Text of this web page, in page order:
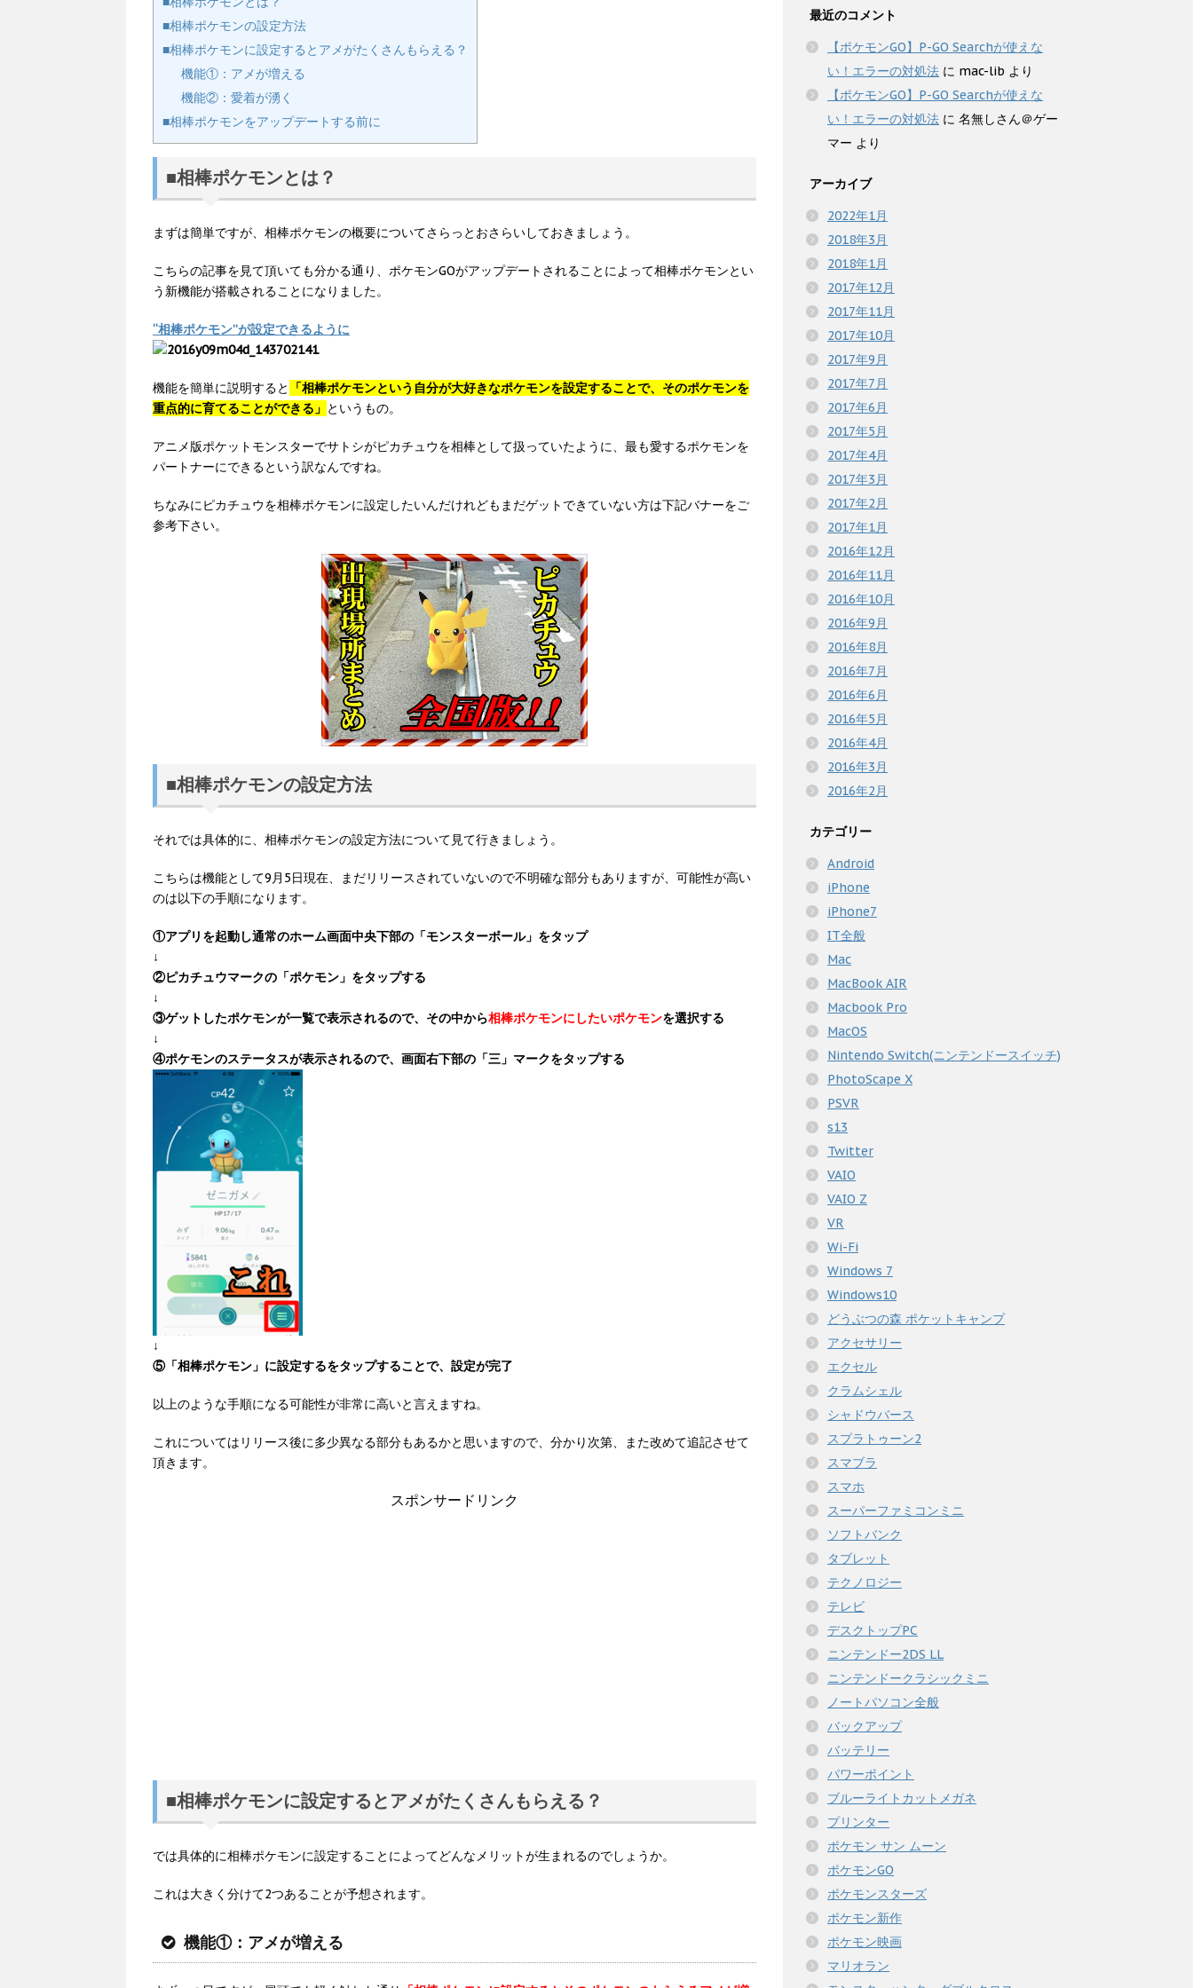
■相棒ポケモンの設定方法
■相棒ポケモンに設定するとアメがたくさんもらえる？
機能①：アメが増える
機能②：愛着が湧く
■相棒ポケモンをアップデートする前に
■相棒ポケモンとは？
まずは簡単ですが、相棒ポケモンの概要についてさらっとおさらいしておきましょう。
こちらの記事を見て頂いても分かる通り、ポケモンGOがアップデートされることによって相棒ポケモンとい
う新機能が搭載されることになりました。
“相棒ポケモン”が設定できるように
機能を簡単に説明すると
「相棒ポケモンという自分が大好きなポケモンを設定することで、そのポケモンを
重点的に育てることができる」 というもの。
アニメ版ポケットモンスターでサトシがピカチュウを相棒として扱っていたように、最も愛するポケモンを
パートナーにできるという訳なんですね。
ちなみにピカチュウを相棒ポケモンに設定したいんだけれどもまだゲットできていない方は下記バナーをご
参考下さい。
■相棒ポケモンの設定方法
それでは具体的に、相棒ポケモンの設定方法について見て行きましょう。
こちらは機能として9月5日現在、まだリリースされていないので不明確な部分もありますが、可能性が高い
のは以下の手順になります。
①アプリを起動し通常のホーム画面中央下部の「モンスターボール」をタップ
↓
②ピカチュウマークの「ポケモン」をタップする
↓
③ゲットしたポケモンが一覧で表示されるので、その中から相棒ポケモンにしたいポケモンを選択する
↓
④ポケモンのステータスが表示されるので、画面右下部の「三」マークをタップする
↓
⑤「相棒ポケモン」に設定するをタップすることで、設定が完了
以上のような手順になる可能性が非常に高いと言えますね。
これについてはリリース後に多少異なる部分もあるかと思いますので、分かり次第、また改めて追記させて
頂きます。
スポンサードリンク
■相棒ポケモンに設定するとアメがたくさんもらえる？
では具体的に相棒ポケモンに設定することによってどんなメリットが生まれるのでしょうか。
これは大きく分けて2つあることが予想されます。
機能①：アメが増える
最近のコメント
【ポケモンGO】P-GO Searchが使えな
い！エラーの対処法 に mac-lib より
【ポケモンGO】P-GO Searchが使えな
い！エラーの対処法 に 名無しさん＠ゲー
マー より
アーカイブ
2022年1月
2018年3月
2018年1月
2017年12月
2017年11月
2017年10月
2017年9月
2017年7月
2017年6月
2017年5月
2017年4月
2017年3月
2017年2月
2017年1月
2016年12月
2016年11月
2016年10月
2016年9月
2016年8月
2016年7月
2016年6月
2016年5月
2016年4月
2016年3月
2016年2月
カテゴリー
Android
iPhone
iPhone7
IT全般
Mac
MacBook AIR
Macbook Pro
MacOS
Nintendo Switch(ニンテンドースイッチ)
PhotoScape X
PSVR
s13
Twitter
VAIO
VAIO Z
VR
Wi-Fi
Windows 7
Windows10
どうぶつの森 ポケットキャンプ
アクセサリー
エクセル
クラムシェル
シャドウバース
スプラトゥーン2
スマブラ
スマホ
スーパーファミコンミニ
ソフトバンク
タブレット
テクノロジー
テレビ
デスクトップPC
ニンテンドー2DS LL
ニンテンドークラシックミニ
ノートパソコン全般
バックアップ
バッテリー
パワーポイント
ブルーライトカットメガネ
プリンター
ポケモン サン ムーン
ポケモンGO
ポケモンスターズ
ポケモン新作
ポケモン映画
マリオラン